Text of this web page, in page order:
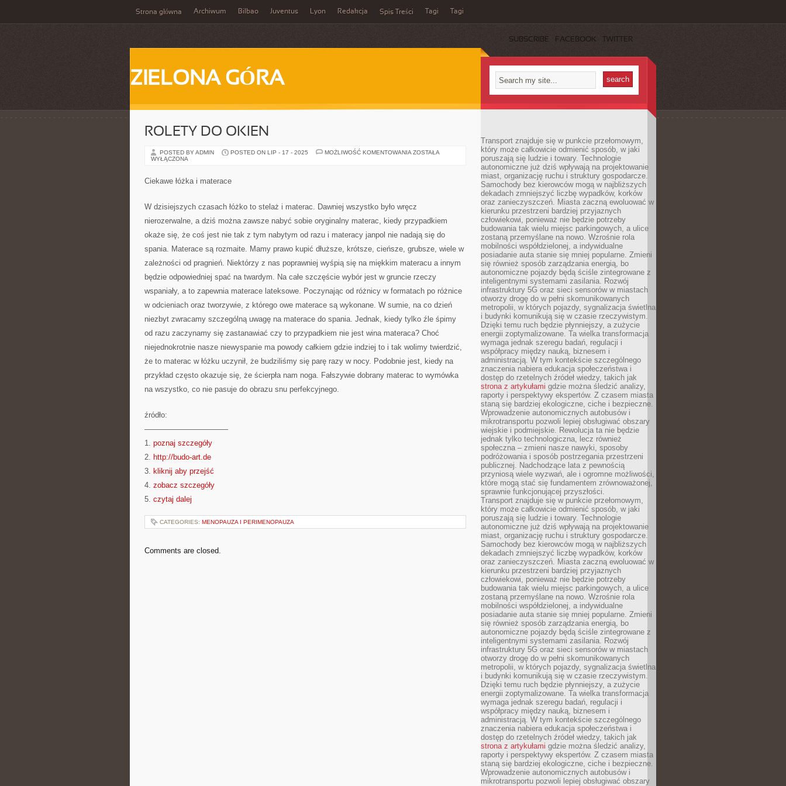
Strona główna Archiwum Bilbao Juventus Lyon Redakcja Spis Treści Tagi Tagi
SUBSCRIBE FACEBOOK TWITTER
ZIELONA GÓRA
ROLETY DO OKIEN
POSTED BY ADMIN POSTED ON LIP - 17 - 2025 MOŻLIWOŚĆ KOMENTOWANIA ROLETY
ZOSTAŁA
WYŁĄCZONA
Ciekawe łóżka i materace
W dzisiejszych czasach łóżko to stelaż i materac. Dawniej wszystko było wręcz
nierozerwalne, a dziś można zawsze nabyć sobie oryginalny materac, kiedy przypadkiem
okaże się, że coś jest nie tak z tym nabytym od razu i materacy janpol nie nadają się do
spania. Materace są rozmaite. Mamy prawo kupić dłuższe, krótsze, cieńsze, grubsze, wiele w
zależności od pragnień. Niektórzy z nas poprawniej wyśpią się na miękkim materacu a innym
będzie odpowiedniej spać na twardym. Na całe szczęście wybór jest w gruncie rzeczy
wspaniały, a to zapewnia materace lateksowe. Poczynając od różnicy w formatach po różnice
w odcieniach oraz tworzywie, z którego owe materace są wykonane. W sumie, na co dzień
niezbyt zwracamy szczególną uwagę na materace do spania. Jednak, kiedy tylko źle śpimy
od razu zaczynamy się zastanawiać czy to przypadkiem nie jest wina materaca? Choć
niejednokrotnie nasze niewyspanie ma powody całkiem gdzie indziej to i tak wolimy twierdzić,
że to materac w łóżku uczynił, że budziliśmy się parę razy w nocy. Podobnie jest, kiedy na
przykład często okazuje się, że ścierpła nam noga. Fałszywie dobrany materac to wymówka
na wszystko, co nie pasuje do obrazu snu perfekcyjnego.
źródło:
———————————
1. poznaj szczegóły
2. http://budo-art.de
3. kliknij aby przejść
4. zobacz szczegóły
5. czytaj dalej
CATEGORIES: MENOPAUZA I PERIMENOPAUZA
Comments are closed.
Transport znajduje się w punkcie przełomowym,
który może całkowicie odmienić sposób, w jaki
poruszają się ludzie i towary. Technologie
autonomiczne już dziś wpływają na projektowanie
miast, organizację ruchu i struktury gospodarcze.
Samochody bez kierowców mogą w najbliższych
dekadach zmniejszyć liczbę wypadków, korków
oraz zanieczyszczeń. Miasta zaczną ewoluować w
kierunku przestrzeni bardziej przyjaznych
człowiekowi, ponieważ nie będzie potrzeby
budowania tak wielu miejsc parkingowych, a ulice
zostaną przemyślane na nowo. Wzrośnie rola
mobilności współdzielonej, a indywidualne
posiadanie auta stanie się mniej popularne. Zmieni
się również sposób zarządzania energią, bo
autonomiczne pojazdy będą ściśle zintegrowane z
inteligentnymi systemami zasilania. Rozwój
infrastruktury 5G oraz sieci sensorów w miastach
otworzy drogę do w pełni skomunikowanych
metropolii, w których pojazdy, sygnalizacja świetlna
i budynki komunikują się w czasie rzeczywistym.
Dzięki temu ruch będzie płynniejszy, a zużycie
energii zoptymalizowane. Ta wielka transformacja
wymaga jednak szeregu badań, regulacji i
współpracy między nauką, biznesem i
administracją. W tym kontekście szczególnego
znaczenia nabiera edukacja społeczeństwa i
dostęp do rzetelnych źródeł wiedzy, takich jak
strona z artykułami gdzie można śledzić analizy,
raporty i perspektywy ekspertów. Z czasem miasta
staną się bardziej ekologiczne, ciche i bezpieczne.
Wprowadzenie autonomicznych autobusów i
mikrotransportu pozwoli lepiej obsługiwać obszary
wiejskie i podmiejskie. Rewolucja ta nie będzie
jednak tylko technologiczna, lecz również
społeczna – zmieni nasze nawyki, sposoby
podróżowania i sposób postrzegania przestrzeni
publicznej. Nadchodzące lata z pewnością
przyniosą wiele wyzwań, ale i ogromne możliwości,
które mogą stać się fundamentem zrównoważonej,
sprawnie funkcjonującej przyszłości.
Transport znajduje się w punkcie przełomowym,
który może całkowicie odmienić sposób, w jaki
poruszają się ludzie i towary. Technologie
autonomiczne już dziś wpływają na projektowanie
miast, organizację ruchu i struktury gospodarcze.
Samochody bez kierowców mogą w najbliższych
dekadach zmniejszyć liczbę wypadków, korków
oraz zanieczyszczeń. Miasta zaczną ewoluować w
kierunku przestrzeni bardziej przyjaznych
człowiekowi, ponieważ nie będzie potrzeby
budowania tak wielu miejsc parkingowych, a ulice
zostaną przemyślane na nowo. Wzrośnie rola
mobilności współdzielonej, a indywidualne
posiadanie auta stanie się mniej popularne. Zmieni
się również sposób zarządzania energią, bo
autonomiczne pojazdy będą ściśle zintegrowane z
inteligentnymi systemami zasilania. Rozwój
infrastruktury 5G oraz sieci sensorów w miastach
otworzy drogę do w pełni skomunikowanych
metropolii, w których pojazdy, sygnalizacja świetlna
i budynki komunikują się w czasie rzeczywistym.
Dzięki temu ruch będzie płynniejszy, a zużycie
energii zoptymalizowane. Ta wielka transformacja
wymaga jednak szeregu badań, regulacji i
współpracy między nauką, biznesem i
administracją. W tym kontekście szczególnego
znaczenia nabiera edukacja społeczeństwa i
dostęp do rzetelnych źródeł wiedzy, takich jak
strona z artykułami gdzie można śledzić analizy,
raporty i perspektywy ekspertów. Z czasem miasta
staną się bardziej ekologiczne, ciche i bezpieczne.
Wprowadzenie autonomicznych autobusów i
mikrotransportu pozwoli lepiej obsługiwać obszary